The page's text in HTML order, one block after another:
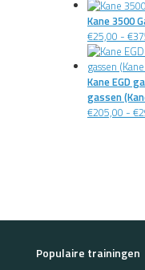
Kane 3500
€25,00 - €
Kane EGD
gassen
€205,00 - €
Populaire trainingen